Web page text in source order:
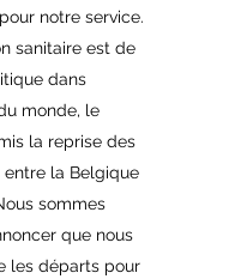
notre service.
sanitaire est de
dans
monde, le
la reprise des
la Belgique
sommes
que nous
les départs pour